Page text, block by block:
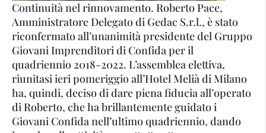
Continuità nel rinnovamento. Roberto Pace,
Amministratore Delegato di Gedac S.r.l., è stato
riconfermato all’unanimità presidente del Gruppo
Giovani Imprenditori di Confida per il
quadriennio 2018-2022. L’assemblea elettiva,
riunitasi ieri pomeriggio all’Hotel Melià di Milano
ha, quindi, deciso di dare piena fiducia all’operato
di Roberto, che ha brillantemente guidato i
Giovani Confida nell’ultimo quadriennio, dando